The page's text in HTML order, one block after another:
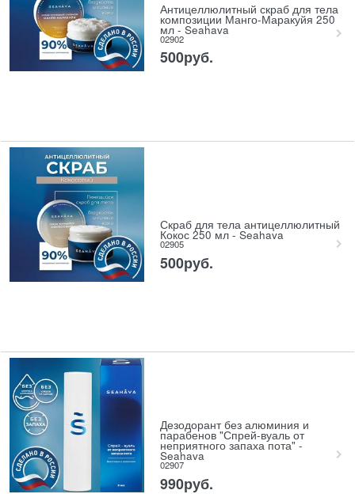
Антицеллюлитный скраб для тела
композиции Манго-Маракуйя 250
мл - Seahava
02902
500руб.
Скраб для тела антицеллюлитный
Кокос 250 мл - Seahava
02905
500руб.
Дезодорант без алюминия и
парабенов "Спрей-вуаль от
неприятного запаха пота" -
Seahava
02907
990руб.